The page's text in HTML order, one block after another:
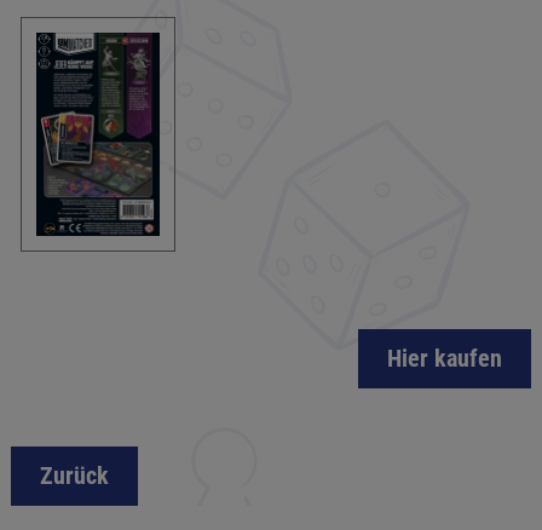
Hier kaufen
Zurück